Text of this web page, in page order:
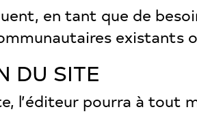
en tant que de
existants
DU SITE
l’éditeur pourra à tout